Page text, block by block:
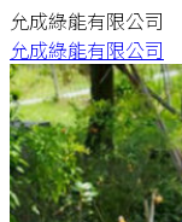
允成綠能有限公司
允成綠能有限公司